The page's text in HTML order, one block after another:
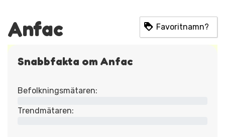
Anfac Favoritnamn?
Snabbfakta om Anfac
Befolkningsmätaren:
Trendmätaren: